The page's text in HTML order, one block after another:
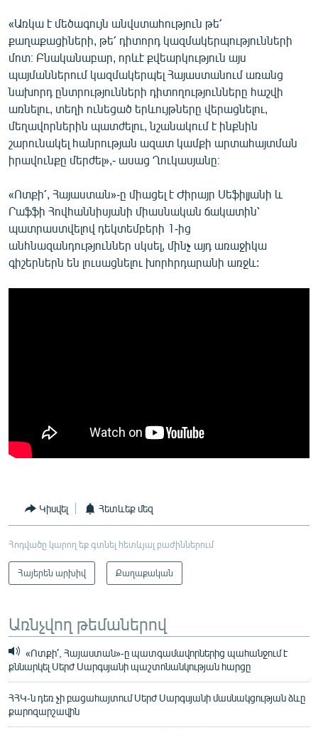
«Առկա է մեծագույն անվստահություն թե՛
քաղաքացիների, թե՛ դիտորդ կազմակերպությունների
մոտ։ Բնականաբար, որևէ քվեարկություն այս
պայմաններում կազմակերպել Հայաստանում առանց
նախորդ ընտրությունների դիտողությունները հաշվի
առնելու, տեղի ունեցած երևույթները վերացնելու,
մեղավորներին պատժելու, նշանակում է ինքնին
շարունակել հանրության ազատ կամքի արտահայտման
իրավունքը մերժել»,- ասաց Ղուկասյանը։
«Ոտքի՛, Հայաստան»-ը միացել է Ժիրայր Սեֆիլյանի և
Րաֆֆի Հովհաննիսյանի միասնական ճակատին՝
պատրաստվելով դեկտեմբերի 1-ից
անհնազանդություններ սկսել, մինչ այդ առաջիկա
գիշերներն են լուսացնելու խորհրդարանի առջև:
Կիսվել Հետևեք մեզ
Հոդվածը կարող եք գտնել հետևյալ բաժիններում
Հայերեն արխիվ Քաղաքական
Առնչվող թեմաներով
«Ոտքի՛, Հայաստան»-ը պատգամավորներից պահանջում է
քննարկել Սերժ Սարգսյանի պաշտոնանկության հարցը
ՀՀԿ-ն դեռ չի բացահայտում Սերժ Սարգսյանի մասնակցության ձևը
քարոզարշավին